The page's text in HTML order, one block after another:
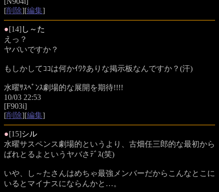
[削除][編集]
●[14]し～た
えっ？
ヤバいですか？
もしかしてｺｺは何かｲﾜｸありな掲示板なんですか？(汗)
水曜ｻｽﾍﾟﾝｽ劇場的な展開を期待!!!!
10/03 22:53
[F903i]
[削除][編集]
●[15]シル
水曜サスペンス劇場的というより、古畑任三郎的な最初から
ばれとるよというヤバさﾃﾞｽ(笑)
いや、し～たさんはめちゃ最強メンバーだからこんなとこに
いるとマイナスにならんかと…。